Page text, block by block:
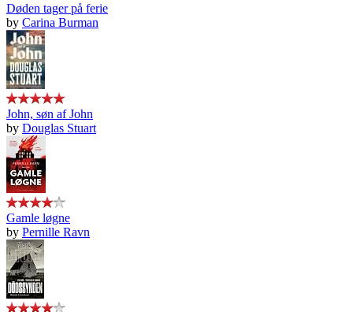
Døden tager på ferie
by Carina Burman
John, søn af John
by Douglas Stuart
Gamle løgne
by Pernille Ravn